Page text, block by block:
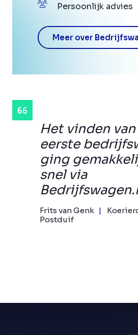
Het vinden
eerste
ging
snel via
Frits van Genk
Postduif
Persoonlijk advies
Meer over